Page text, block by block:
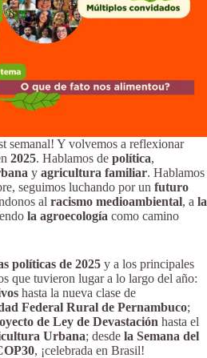
semanal! Y volvemos a reflexionar
2025. Hablamos de política,
y agricultura familiar. Hablamos
seguimos luchando por un futuro
al racismo medioambiental, a la
la agroecología como camino
políticas de 2025 y a los principales
que tuvieron lugar a lo largo del año:
hasta la nueva clase de
Federal Rural de Pernambuco;
de Ley de Devastación hasta el
Urbana; desde la Semana del
, ¡celebrada en Brasil!